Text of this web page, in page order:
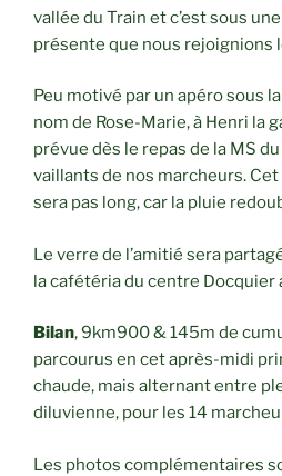
vallée du Train et c’est sous
présente que nous rejoignions
Peu motivé par un apéro sous
nom de Rose-Marie, à Henri la
prévue dès le repas de la MS
vaillants de nos marcheurs.
sera pas long, car la pluie
Le verre de l’amitié sera
la cafétéria du centre Docquier
Bilan, 9km900 & 145m de
parcourus en cet après-midi
chaude, mais alternant entre
diluvienne, pour les 14
Les photos complémentaires